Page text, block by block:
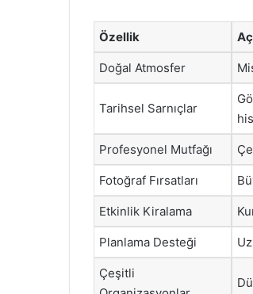
Özellik
Doğal Atmosfer
Tarihsel Sarnıçlar
Profesyonel Mutfağı
Fotoğraf Fırsatları
Etkinlik Kiralama
Planlama Desteği
Çeşitli